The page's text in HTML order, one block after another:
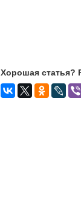
Хорошая статья?